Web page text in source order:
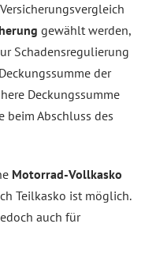
gewählt werden,
Schadensregulierung
der
Deckungssumme
beim Abschluss des
Motorrad-Vollkasko
Teilkasko ist möglich.
auch für